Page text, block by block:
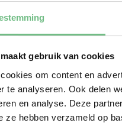
gebruik van cookies
om content en
te analyseren. Ook delen
en analyse. Deze
ze hebben verzameld op